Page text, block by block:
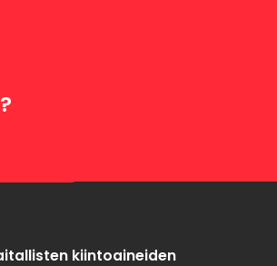
kiintoaineiden